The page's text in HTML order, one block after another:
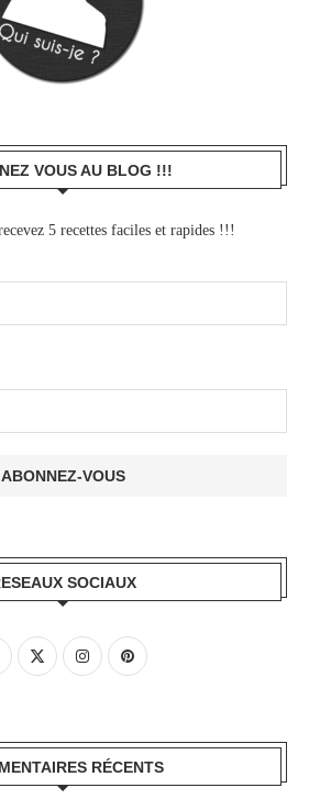
VOUS AU BLOG !!!
5 recettes faciles et rapides !!!
SOCIAUX
RÉCENTS